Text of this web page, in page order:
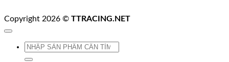
Copyright 2026 © TTRACING.NET
Tìm